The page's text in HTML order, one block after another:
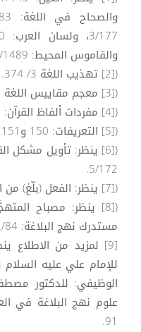
والقاموس المحيط: 1/1489، وتاج العروس: 1/7874.
([2] تهذيب اللغة 3/ 374.
([3] معجم مقاييس اللغة 5/ 171 و172.
([4] مفردات ألفاظ القرآن: 707.
([5] التعريفات: 150 و151.
5/172.
([7] ينظر: الفعل (بلّغ) من الكتاب.
مستدرك نهج البلاغة: 2/84.
[9] لمزيد من الاطلاع
للإمام علي عليه السلام
91.